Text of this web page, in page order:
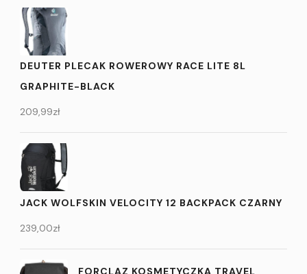
DEUTER PLECAK ROWEROWY RACE LITE 8L
GRAPHITE-BLACK
209,99zł
JACK WOLFSKIN VELOCITY 12 BACKPACK CZARNY
239,00zł